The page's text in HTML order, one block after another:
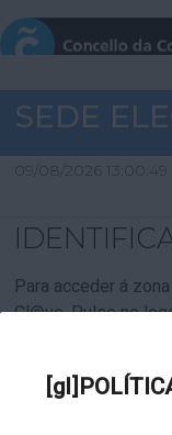
SEDE
09/08/2026 13:00:49
Para acceder á
Cl@ve. Pulse no